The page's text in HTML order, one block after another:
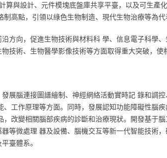
算與設計、元件模塊底盤庫共享平臺，以及可生產
制高點，引領以綠色生物制造、現代生物治療等為代
方向，促進生物技術與材料科 學、信息電子科學
技術、生物醫學影像技術等方面取得重大突破，使
展腦連接圖譜繪制、神經網絡活動實時記 錄和調
、工作原理等方面。同時，發展認知功能障礙性腦
，改變相關腦部疾病的診斷和治療現狀。開發基于
等微處理 器及設備、腦機交互等新一代智能技術
臺體系。